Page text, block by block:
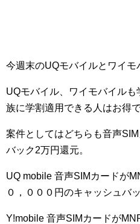
今週末のUQモバイルとワイモ
UQモバイル、ワイモバイル
族に学割適用できる人はお得で
案件としてはどちらも音声
バック2万円還元。
UQ mobile 音声SIMカードが
０，０００円のキャッシュバ
Y!mobile 音声SIMカードが